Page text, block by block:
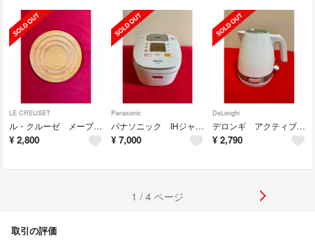
LE CREUSET
ル・クルーゼ メープルウッド・トリベット 鍋敷き
¥ 2,800
Panasonic
パナソニック IHジャー炊飯器 SR-HB107 5.5合炊き ホワイト
¥ 7,000
DeLonghi
デロンギ アクティブ 電気ケトル KBLA1200J
¥ 2,790
1 / 4 ページ
取引の評価